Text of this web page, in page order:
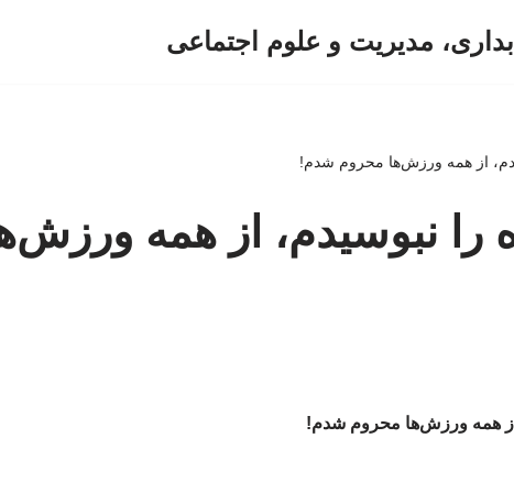
مدیریت و علوم اجتماعی
از همه ورزش‌ها محروم شدم!
نبوسیدم، از همه
همه ورزش‌ها محروم شدم!